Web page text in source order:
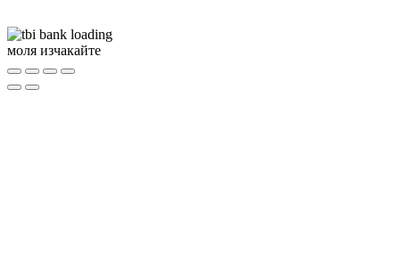
моля изчакайте